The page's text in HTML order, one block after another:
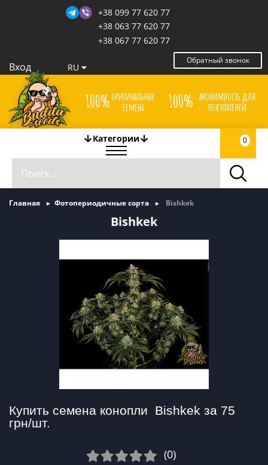
+38 099 77 620 77
+38 063 77 620 77
+38 067 77 620 77
Обратный звонок
Вход RU
100%оригинальные
семена
100% анонимность для
покупателей
Категории 0
Главная Фотопериодичные сорта Bishkek
Bishkek
Купить семена конопли  Bishkek за 75
грн/шт.
(0)